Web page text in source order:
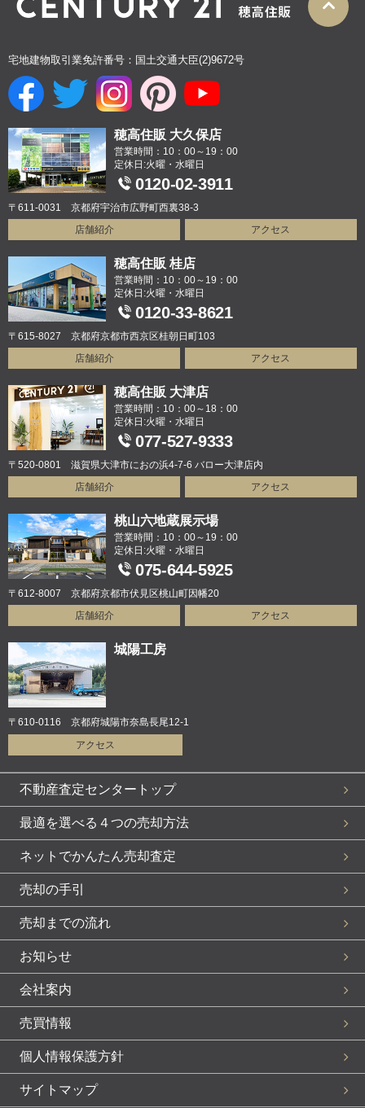
宅地建物取引業免許番号：国土交通大臣(2)9672号
穂高住販 大久保店
営業時間：10：00～19：00
定休日:火曜・水曜日
0120-02-3911
〒611-0031 京都府宇治市広野町西裏38-3
店舗紹介
アクセス
穂高住販 桂店
営業時間：10：00～19：00
定休日:火曜・水曜日
0120-33-8621
〒615-8027 京都府京都市西京区桂朝日町103
店舗紹介
アクセス
穂高住販 大津店
営業時間：10：00～18：00
定休日:火曜・水曜日
077-527-9333
〒520-0801 滋賀県大津市におの浜4-7-6 バロー大津店内
店舗紹介
アクセス
桃山六地蔵展示場
営業時間：10：00～19：00
定休日:火曜・水曜日
075-644-5925
〒612-8007 京都府京都市伏見区桃山町因幡20
店舗紹介
アクセス
城陽工房
〒610-0116 京都府城陽市奈島長尾12-1
アクセス
不動産査定センタートップ
最適を選べる４つの売却方法
ネットでかんたん売却査定
売却の手引
売却までの流れ
お知らせ
会社案内
売買情報
個人情報保護方針
サイトマップ